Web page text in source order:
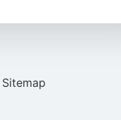
Sitemap